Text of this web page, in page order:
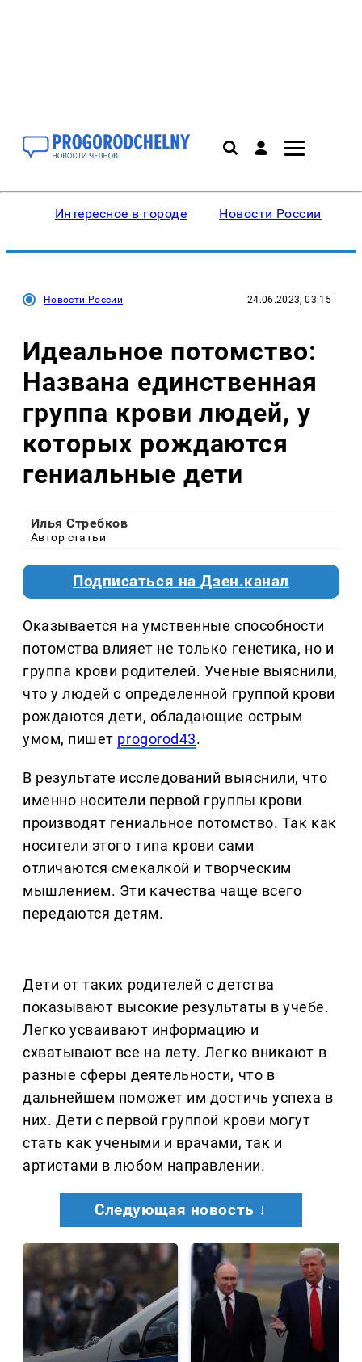
Интересное в городе Новости России
Новости России 24.06.2023, 03:15
Идеальное потомство:
Названа единственная
группа крови людей, у
которых рождаются
гениальные дети
Илья Стребков
Автор статьи
Подписаться на Дзен.канал
Оказывается на умственные способности
потомства влияет не только генетика, но и
группа крови родителей. Ученые выяснили,
что у людей с определенной группой крови
рождаются дети, обладающие острым
умом, пишет progorod43.
В результате исследований выяснили, что
именно носители первой группы крови
производят гениальное потомство. Так как
носители этого типа крови сами
отличаются смекалкой и творческим
мышлением. Эти качества чаще всего
передаются детям.
Дети от таких родителей с детства
показывают высокие результаты в учебе.
Легко усваивают информацию и
схватывают все на лету. Легко вникают в
разные сферы деятельности, что в
дальнейшем поможет им достичь успеха в
них. Дети с первой группой крови могут
стать как учеными и врачами, так и
артистами в любом направлении.
Следующая новость ↓